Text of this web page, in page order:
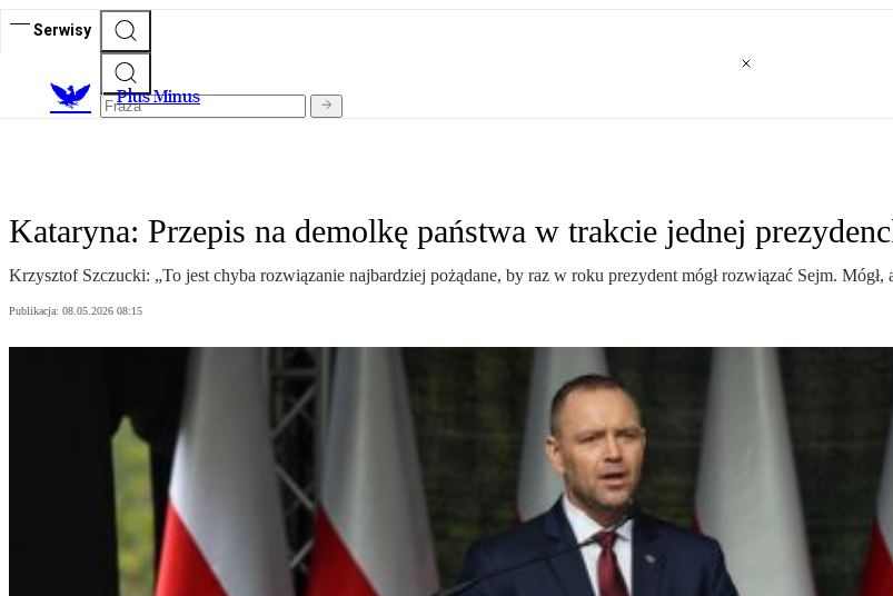
Serwisy
Plus Minus
Kataryna: Przepis na demolkę państwa w trakcie jednej
Krzysztof Szczucki: „To jest chyba rozwiązanie najbardziej pożądane, by raz w roku prezydent mógł rozwiązać Sejm. Mógł,
Publikacja: 08.05.2026 08:15